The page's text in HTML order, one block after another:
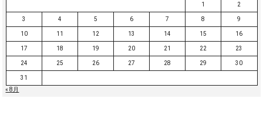
1 2
3 4 5 6 7 8 9
10 11 12 13 14 15 16
17 18 19 20 21 22 23
24 25 26 27 28 29 30
31
« 8月